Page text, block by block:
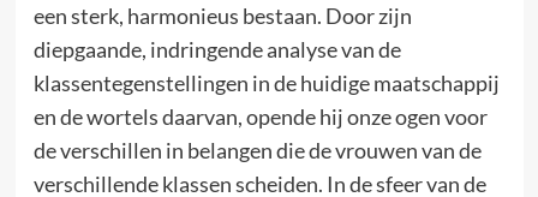
een sterk, harmonieus bestaan. Door zijn
diepgaande, indringende analyse van de
klassentegenstellingen in de huidige maatschappij
en de wortels daarvan, opende hij onze ogen voor
de verschillen in belangen die de vrouwen van de
verschillende klassen scheiden. In de sfeer van de